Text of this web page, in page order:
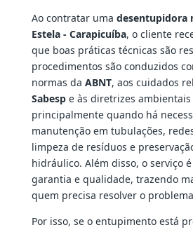
Ao contratar uma desentupidora
Estela - Carapicuíba, o cliente
que boas práticas técnicas são
procedimentos são conduzidos
normas da ABNT, aos cuidados
Sabespe às diretrizes ambientais
principalmente quando há
manutenção em tubulações,
limpeza de resíduos e
hidráulico. Além disso, o serviço
garantia e qualidade, trazendo
quem precisa resolver o
Por isso, se o entupimento está